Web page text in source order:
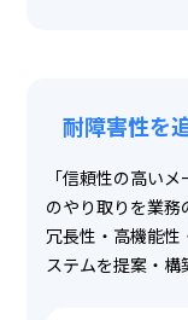
耐障害性を
「信頼性の高い
のやり取りを業
冗長性・高機能
ステムを提案・構